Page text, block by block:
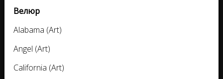
Велюр
Alabama (Art)
Angel (Art)
California (Art)